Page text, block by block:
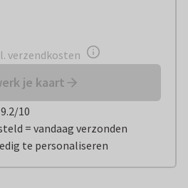
verzendkosten
je kaart
10
= vandaag verzonden
te personaliseren